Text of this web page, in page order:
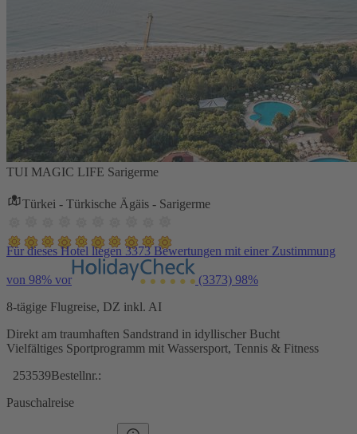
TUI MAGIC LIFE Sarigerme
Türkei - Türkische Ägäis - Sarigerme
Für dieses Hotel liegen 3373 Bewertungen mit einer Zustimmung
von 98% vor (3373) 98%
8-tägige Flugreise, DZ inkl. AI
Direkt am traumhaften Sandstrand in idyllischer Bucht
Vielfältiges Sportprogramm mit Wassersport, Tennis & Fitness
253539Bestellnr.:
Pauschalreise